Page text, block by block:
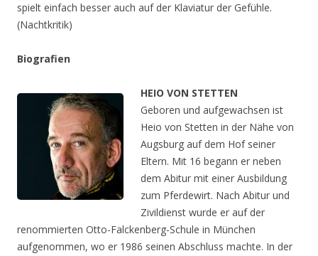
spielt einfach besser auch auf der Klaviatur der Gefühle.
(Nachtkritik)
Biografien
HEIO VON STETTEN
Geboren und aufgewachsen ist
Heio von Stetten in der Nähe von
Augsburg auf dem Hof seiner
Eltern. Mit 16 begann er neben
dem Abitur mit einer Ausbildung
zum Pferdewirt. Nach Abitur und
Zivildienst wurde er auf der
renommierten Otto-Falckenberg-Schule in München
aufgenommen, wo er 1986 seinen Abschluss machte. In der